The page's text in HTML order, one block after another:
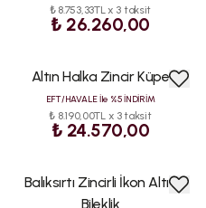
₺ 8.753,33TL x 3 taksit
₺ 26.260,00
Altın Halka Zincir Küpe
EFT/HAVALE İle %5 İNDİRİM
₺ 8.190,00TL x 3 taksit
₺ 24.570,00
Balıksırtı Zincirli İkon Altın
Bileklik